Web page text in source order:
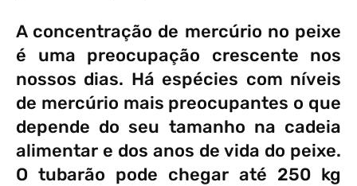
A concentração de mercúrio no peixe
é uma preocupação crescente nos
nossos dias. Há espécies com níveis
de mercúrio mais preocupantes o que
depende do seu tamanho na cadeia
alimentar e dos anos de vida do peixe.
O tubarão pode chegar até 250 kg